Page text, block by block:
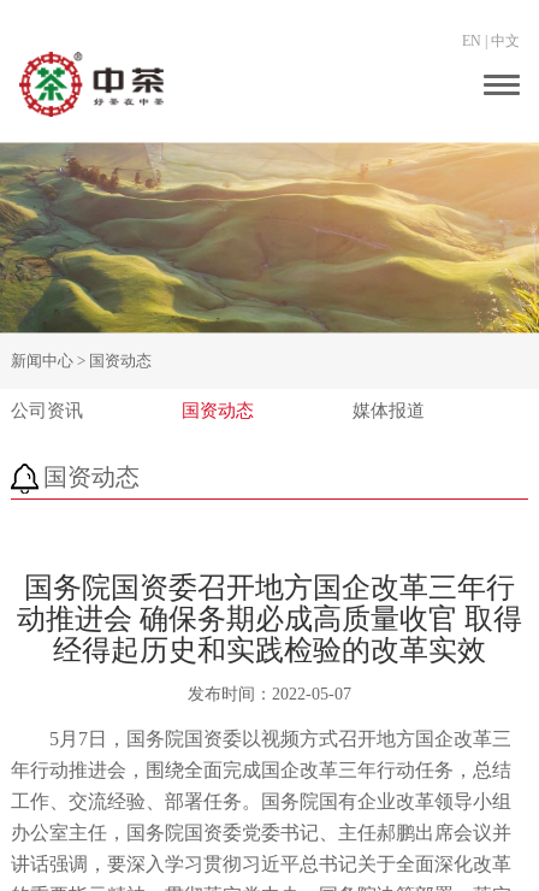
EN 中文
新闻中心 > 国资动态
公司资讯 国资动态 媒体报道
国资动态
国务院国资委召开地方国企改革三年行
动推进会 确保务期必成高质量收官 取得
经得起历史和实践检验的改革实效
发布时间： 2022-05-07
5月7日，国务院国资委以视频方式召开地方国企改革三
年行动推进会，围绕全面完成国企改革三年行动任务，总结
工作、交流经验、部署任务。国务院国有企业改革领导小组
办公室主任，国务院国资委党委书记、主任郝鹏出席会议并
讲话强调，要深入学习贯彻习近平总书记关于全面深化改革